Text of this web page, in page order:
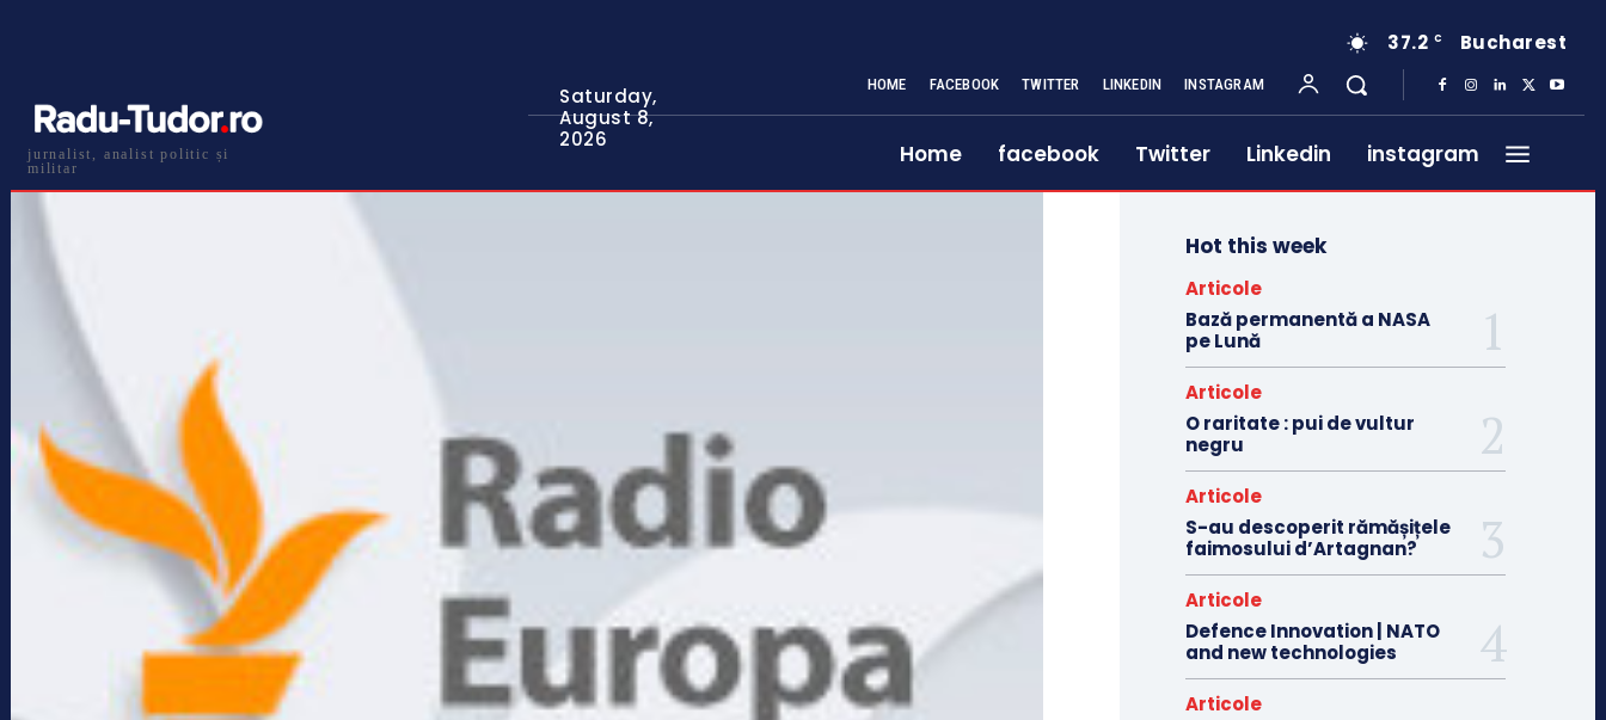
jurnalist, analist politic și
militar
Saturday,
August 8,
2026
37.2 C Bucharest
HOME FACEBOOK TWITTER LINKEDIN INSTAGRAM
Home facebook Twitter Linkedin instagram
Hot this week
Articole
Bază permanentă a NASA
pe Lună
Articole
O raritate : pui de vultur
negru
Articole
S-au descoperit rămășițele
faimosului d’Artagnan?
Articole
Defence Innovation | NATO
and new technologies
Articole